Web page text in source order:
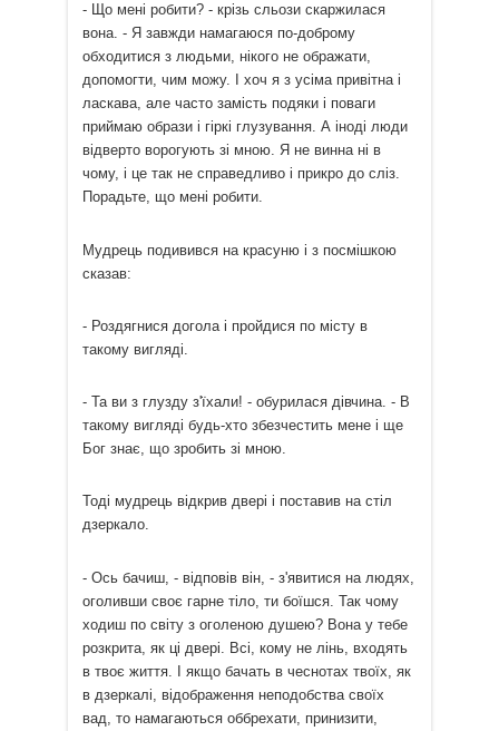
- Що мені робити? - крізь сльози скаржилася
вона. - Я завжди намагаюся по-доброму
обходитися з людьми, нікого не ображати,
допомогти, чим можу. І хоч я з усіма привітна і
ласкава, але часто замість подяки і поваги
приймаю образи і гіркі глузування. А іноді люди
відверто ворогують зі мною. Я не винна ні в
чому, і це так не справедливо і прикро до сліз.
Порадьте, що мені робити.
Мудрець подивився на красуню і з посмішкою
сказав:
- Роздягнися догола і пройдися по місту в
такому вигляді.
- Та ви з глузду з'їхали! - обурилася дівчина. - В
такому вигляді будь-хто збезчестить мене і ще
Бог знає, що зробить зі мною.
Тоді мудрець відкрив двері і поставив на стіл
дзеркало.
- Ось бачиш, - відповів він, - з'явитися на людях,
оголивши своє гарне тіло, ти боїшся. Так чому
ходиш по світу з оголеною душею? Вона у тебе
розкрита, як ці двері. Всі, кому не лінь, входять
в твоє життя. І якщо бачать в чеснотах твоїх, як
в дзеркалі, відображення неподобства своїх
вад, то намагаються оббрехати, принизити,